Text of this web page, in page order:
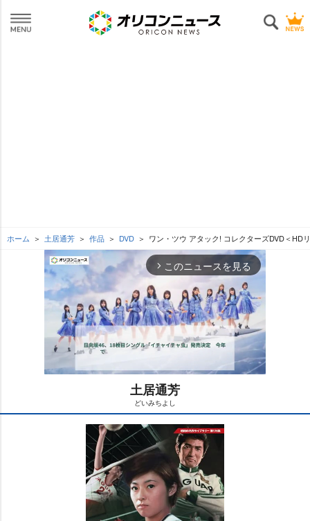
ホーム 土居通芳 作品 DVD ワン・ツウ アタック! コレクターズDVD＜HD
arrow_forward_ios このニュースを見る
M
u
土居通芳
どいみちよし